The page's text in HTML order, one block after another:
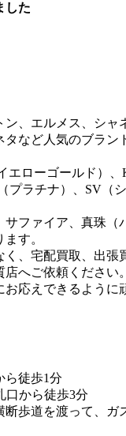
した
ン、エルメス、シャ
タなど人気のブラン
エローゴールド）
プラチナ）、SV（
サファイア、真珠（
す。
く、宅配買取、出張
へご依頼ください。
お応えできるように
ら徒歩1分
口から徒歩3分
断歩道を渡って、ガ